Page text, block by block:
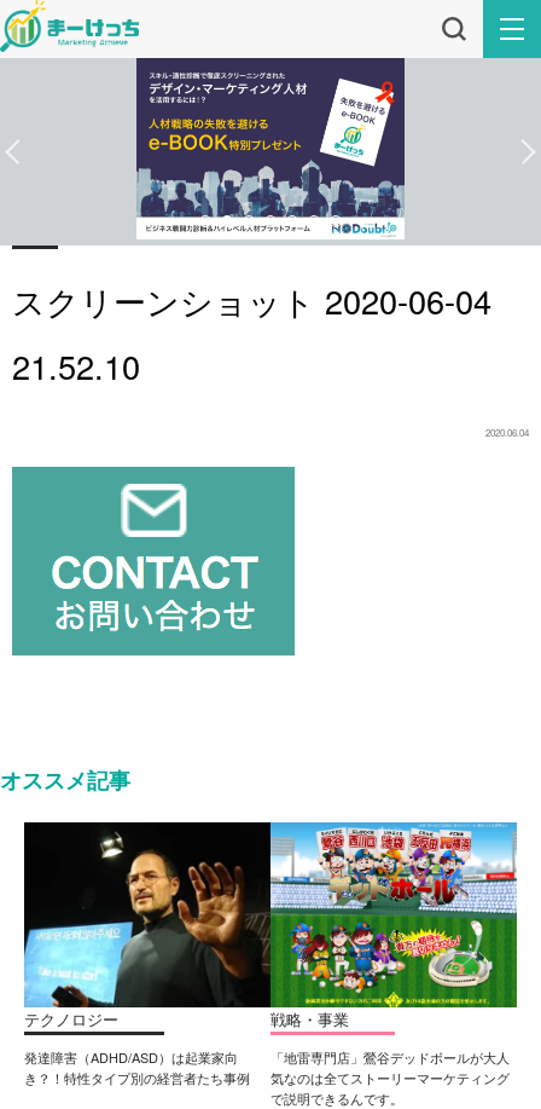
スクリーンショット 2020-06-04
21.52.10
2020.06.04
オススメ記事
テクノロジー
発達障害（ADHD/ASD）は起業家向
き？！特性タイプ別の経営者たち事例
戦略・事業
「地雷専門店」鶯谷デッドボールが大人
気なのは全てストーリーマーケティング
で説明できるんです。